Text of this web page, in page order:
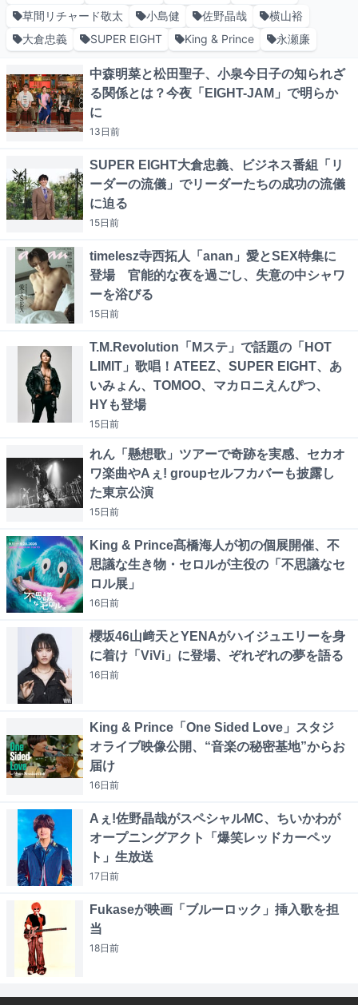
草間リチャード敬太
小島健 佐野晶哉
横山裕
大倉忠義
SUPER EIGHT King & Prince 永瀬廉
中森明菜と松田聖子、小泉今日子の知られざ
る関係とは？今夜「EIGHT-JAM」で明らか
に
13日前
SUPER EIGHT大倉忠義、ビジネス番組「リ
ーダーの流儀」でリーダーたちの成功の流儀
に迫る
15日前
timelesz寺西拓人「anan」愛とSEX特集に
登場 官能的な夜を過ごし、失意の中シャワ
ーを浴びる
15日前
T.M.Revolution「Mステ」で話題の「HOT
LIMIT」歌唱！ATEEZ、SUPER EIGHT、あ
いみょん、TOMOO、マカロニえんぴつ、
HYも登場
15日前
れん「懸想歌」ツアーで奇跡を実感、セカオ
ワ楽曲やAぇ! groupセルフカバーも披露し
た東京公演
15日前
King & Prince髙橋海人が初の個展開催、不
思議な生き物・セロルが主役の「不思議なセ
ロル展」
16日前
櫻坂46山﨑天とYENAがハイジュエリーを身
に着け「ViVi」に登場、ぞれぞれの夢を語る
16日前
King & Prince「One Sided Love」スタジ
オライブ映像公開、“音楽の秘密基地”からお
届け
16日前
Aぇ!佐野晶哉がスペシャルMC、ちいかわが
オープニングアクト「爆笑レッドカーペッ
ト」生放送
17日前
Fukaseが映画「ブルーロック」挿入歌を担
当
18日前